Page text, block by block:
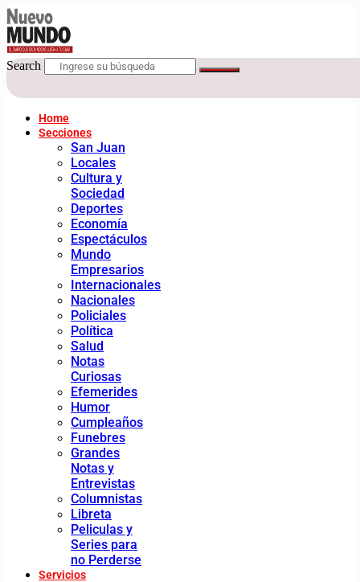
Search
Home
Secciones
San Juan
Locales
Cultura y
Sociedad
Deportes
Economía
Espectáculos
Mundo
Empresarios
Internacionales
Nacionales
Policiales
Política
Salud
Notas
Curiosas
Efemerides
Humor
Cumpleaños
Funebres
Grandes
Notas y
Entrevistas
Columnistas
Libreta
Peliculas y
Series para
no Perderse
Servicios